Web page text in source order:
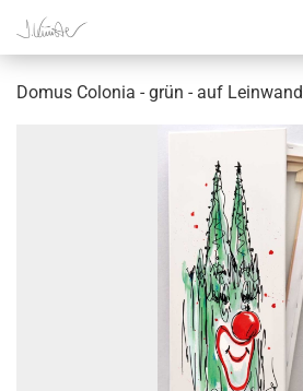
Domus Colonia - grün - auf Leinwand